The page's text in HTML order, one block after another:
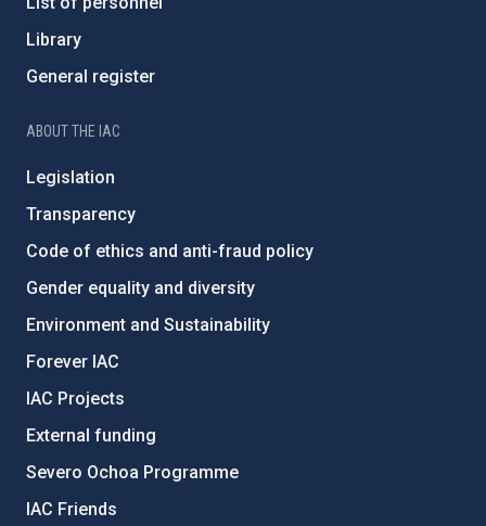
Library
General register
ABOUT THE IAC
Legislation
Transparency
Code of ethics and anti-fraud policy
Gender equality and diversity
Environment and Sustainability
Forever IAC
IAC Projects
External funding
Severo Ochoa Programme
IAC Friends